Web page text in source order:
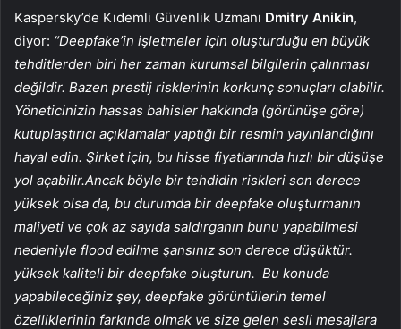
Kaspersky’de Kıdemli Güvenlik Uzmanı Dmitry Anikin,
diyor: “Deepfake’in işletmeler için oluşturduğu en büyük
tehditlerden biri her zaman kurumsal bilgilerin çalınması
değildir. Bazen prestij risklerinin korkunç sonuçları olabilir.
Yöneticinizin hassas bahisler hakkında (görünüşe göre)
kutuplaştırıcı açıklamalar yaptığı bir resmin yayınlandığını
hayal edin. Şirket için, bu hisse fiyatlarında hızlı bir düşüşe
yol açabilir.Ancak böyle bir tehdidin riskleri son derece
yüksek olsa da, bu durumda bir deepfake oluşturmanın
maliyeti ve çok az sayıda saldırganın bunu yapabilmesi
nedeniyle flood edilme şansınız son derece düşüktür.
yüksek kaliteli bir deepfake oluşturun. Bu konuda
yapabileceğiniz şey, deepfake görüntülerin temel
özelliklerinin farkında olmak ve size gelen sesli mesajlara